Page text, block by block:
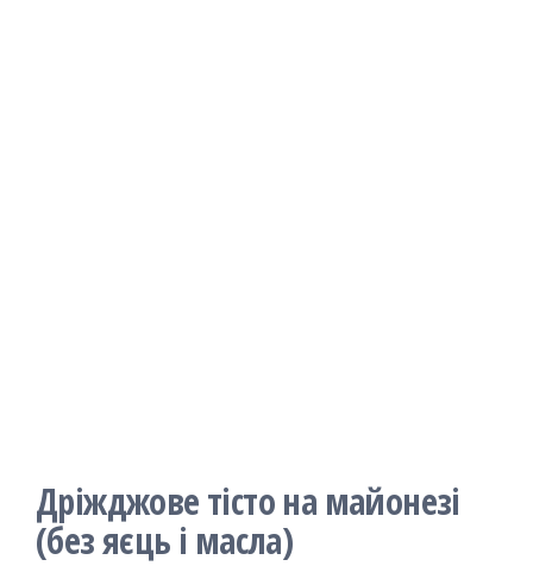
Дріжджове тісто на майонезі
(без яєць і масла)